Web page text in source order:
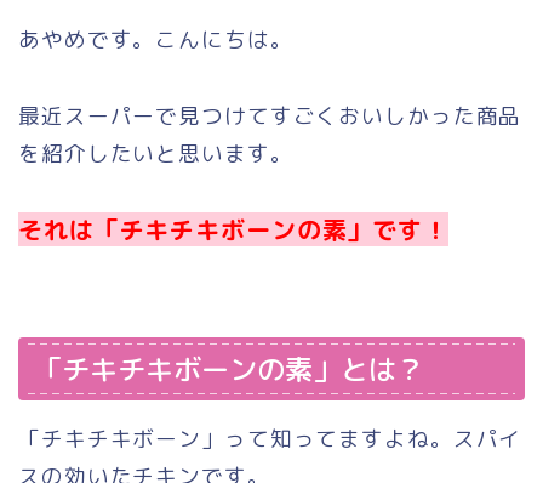
あやめです。こんにちは。
最近スーパーで見つけてすごくおいしかった商品
を紹介したいと思います。
それは「チキチキボーンの素」です！
「チキチキボーンの素」とは？
「チキチキボーン」って知ってますよね。スパイ
スの効いたチキンです。